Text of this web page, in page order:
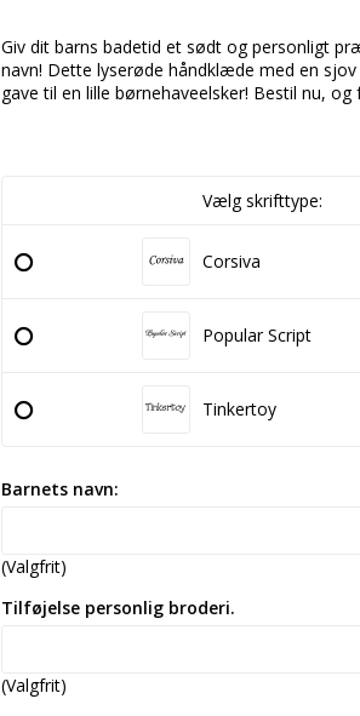
Add to list of favorites
Giv dit barns badetid et sødt og personligt
navn! Dette lyserøde håndklæde med en
gave til en lille børnehaveelsker! Bestil nu,
Vælg skrifttype:
Corsiva
Popular Script
Tinkertoy
Barnets navn:
(Valgfrit)
Tilføjelse personlig broderi.
(Valgfrit)